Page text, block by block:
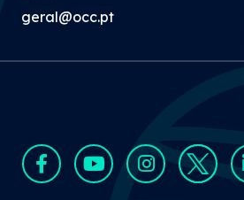
geral@occ.pt